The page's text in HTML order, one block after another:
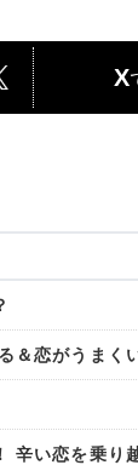
X
＆恋がうまく
い恋を乗り